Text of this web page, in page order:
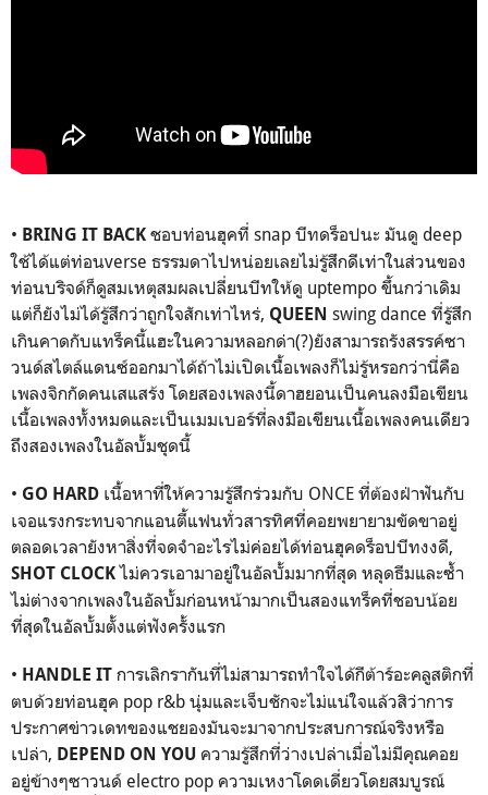
• BRING IT BACK ชอบท่อนฮุคที่ snap บีทดร็อปนะ มันดู deep
ใช้ได้แต่ท่อนverse ธรรมดาไปหน่อยเลยไม่รู้สึกดีเท่าในส่วนของ
ท่อนบริจด์ก็ดูสมเหตุสมผลเปลี่ยนบีทให้ดู uptempo ขึ้นกว่าเดิม
แต่ก็ยังไม่ได้รู้สึกว่าถูกใจสักเท่าไหร่, QUEEN swing dance ที่รู้สึก
เกินคาดกับแทร็คนี้แฮะในความหลอกด่า(?)ยังสามารถรังสรรค์ซา
วนด์สไตล์แดนซ์ออกมาได้ถ้าไม่เปิดเนื้อเพลงก็ไม่รู้หรอกว่านี่คือ
เพลงจิกกัดคนเสแสร้ง โดยสองเพลงนี้ดาฮยอนเป็นคนลงมือเขียน
เนื้อเพลงทั้งหมดและเป็นเมมเบอร์ที่ลงมือเขียนเนื้อเพลงคนเดียว
ถึงสองเพลงในอัลบั้มชุดนี้
• GO HARD เนื้อหาที่ให้ความรู้สึกร่วมกับ ONCE ที่ต้องฝ่าฟันกับ
เจอแรงกระทบจากแอนตี้แฟนทั่วสารทิศที่คอยพยายามขัดขาอยู่
ตลอดเวลายังหาสิ่งที่จดจำอะไรไม่ค่อยได้ท่อนฮุคดร็อปบีทงงดี,
SHOT CLOCK ไม่ควรเอามาอยู่ในอัลบั้มมากที่สุด หลุดธีมและซ้ำ
ไม่ต่างจากเพลงในอัลบั้มก่อนหน้ามากเป็นสองแทร็คที่ชอบน้อย
ที่สุดในอัลบั้มตั้งแต่ฟังครั้งแรก
• HANDLE IT การเลิกรากันที่ไม่สามารถทำใจได้กีต้าร์อะคลูสติกที่
ตบด้วยท่อนฮุค pop r&b นุ่มและเจ็บชักจะไม่แน่ใจแล้วสิว่าการ
ประกาศข่าวเดทของแชยองมันจะมาจากประสบการณ์จริงหรือ
เปล่า, DEPEND ON YOU ความรู้สึกที่ว่างเปล่าเมื่อไม่มีคุณคอย
อยู่ข้างๆซาวนด์ electro pop ความเหงาโดดเดี่ยวโดยสมบูรณ์